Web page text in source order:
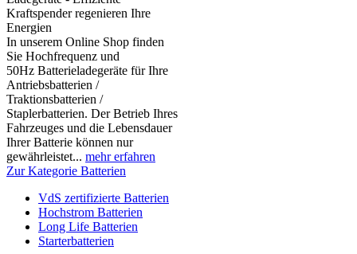
Kraftspender regenieren Ihre
Energien
In unserem Online Shop finden
Sie Hochfrequenz und
50Hz Batterieladegeräte für Ihre
Antriebsbatterien /
Traktionsbatterien /
Staplerbatterien. Der Betrieb Ihres
Fahrzeuges und die Lebensdauer
Ihrer Batterie können nur
gewährleistet... mehr erfahren
Zur Kategorie Batterien
VdS zertifizierte Batterien
Hochstrom Batterien
Long Life Batterien
Starterbatterien